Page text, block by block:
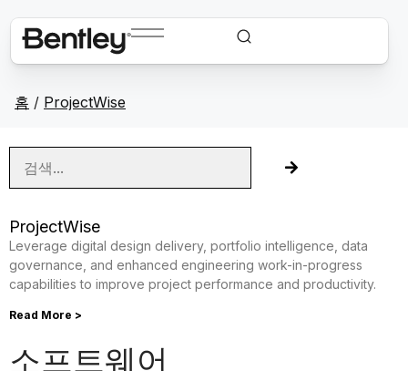
홈 / ProjectWise
ProjectWise
Leverage digital design delivery, portfolio intelligence, data
governance, and enhanced engineering work-in-progress
capabilities to improve project performance and productivity.
Read More >
소프트웨어